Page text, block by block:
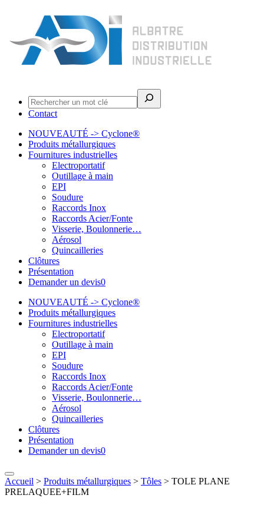
Contact
NOUVEAUTÉ -> Cyclone®
Produits métallurgiques
Fournitures industrielles
Electroportatif
Outillage à main
EPI
Soudure
Raccords Inox
Raccords Acier/Fonte
Visserie, Boulonnerie…
Aérosol
Quincailleries
Clôtures
Présentation
Demander un devis0
NOUVEAUTÉ -> Cyclone®
Produits métallurgiques
Fournitures industrielles
Electroportatif
Outillage à main
EPI
Soudure
Raccords Inox
Raccords Acier/Fonte
Visserie, Boulonnerie…
Aérosol
Quincailleries
Clôtures
Présentation
Demander un devis0
Accueil > Produits métallurgiques > Tôles > TOLE PLANE
PRELAQUEE+FILM